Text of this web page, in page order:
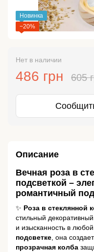
Новинка
−20%
Нет в наличии
486 грн 605
Описание
Вечная роза в
подсветкой –
романтичный
✨ Роза в стеклянной
стильный
и изысканность в
подсветке , она
прозрачная колба